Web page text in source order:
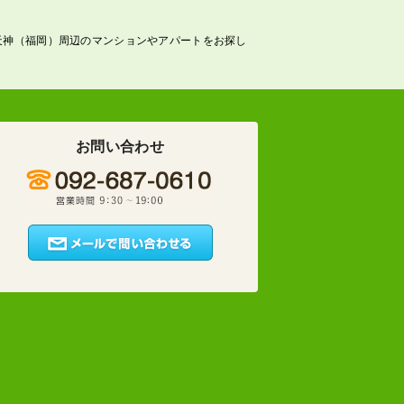
（福岡）周辺のマンションやアパートをお探し
お問い合わせ